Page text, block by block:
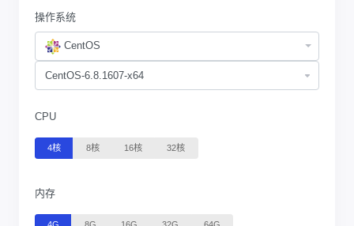
操作系统
CentOS
CPU
4核 8核 16核 32核
内存